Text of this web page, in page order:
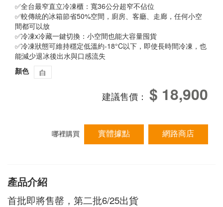
✅全台最窄直立冷凍櫃：寬36公分超窄不佔位
✅較傳統的冰箱節省50%空間，廚房、客廳、走廊，任何小空
間都可以放
✅冷凍x冷藏一鍵切換：小空間也能大容量囤貨
✅冷凍狀態可維持穩定低溫約-18°C以下，即使長時間冷凍，也
能減少退冰後出水與口感流失
顏色
白
建議售價： $ 18,900
哪裡購買 實體據點 網路商店
產品介紹
首批即將售罄，第二批6/25出貨